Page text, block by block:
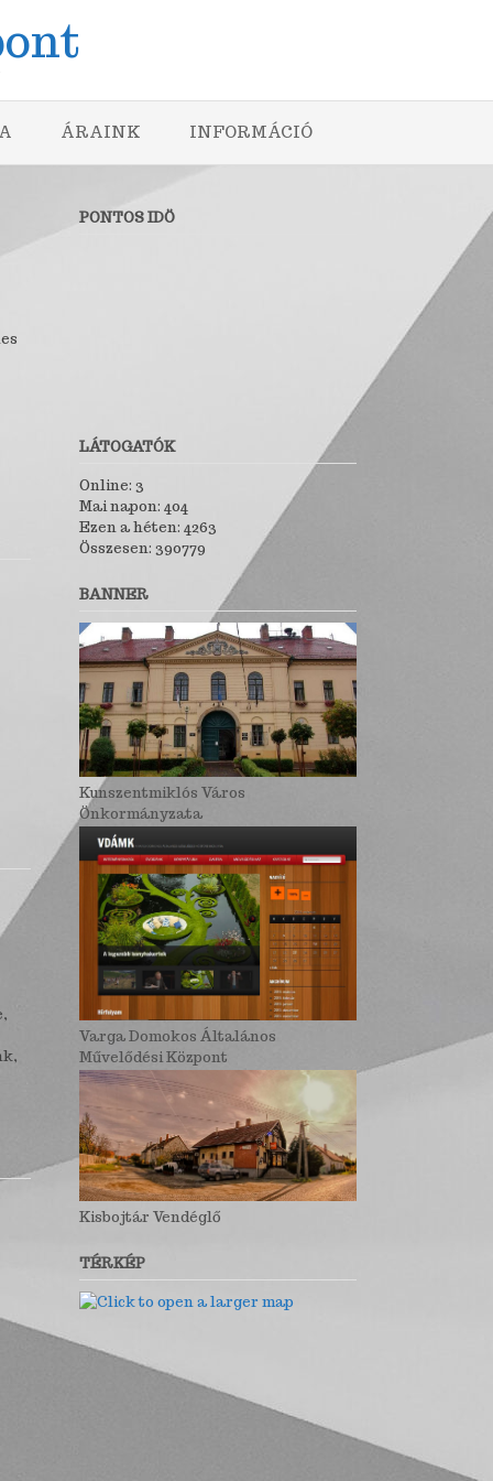
ÁRAINK INFORMÁCIÓ
PONTOS IDÖ
LÁTOGATÓK
Online: 3
Mai napon: 404
Ezen a héten: 4263
Összesen: 390779
BANNER
Kunszentmiklós Város
Önkormányzata
Varga Domokos Általános
Művelődési Központ
Kisbojtár Vendéglő
TÉRKÉP